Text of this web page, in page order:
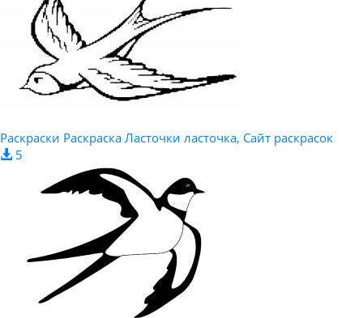
Раскраски Раскраска Ласточки ласточка, Сайт раскрасок
5